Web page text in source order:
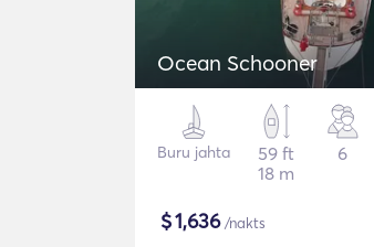
Ocean Schooner
Buru jahta
59 ft
18 m
6
$1,636/nakts